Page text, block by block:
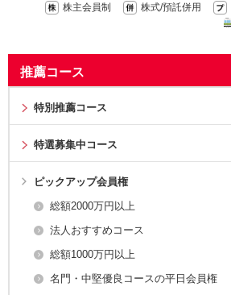
株主会員制
株式/預託併用
推薦コース
特別推薦コース
特選募集中コース
ピックアップ会員権
総額2000万円以上
法人おすすめコース
総額1000万円以上
名門・中堅優良コースの平日会員権